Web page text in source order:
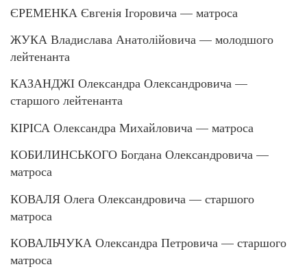
ЄРЕМЕНКА Євгенія Ігоровича — матроса
ЖУКА Владислава Анатолійовича — молодшого
лейтенанта
КАЗАНДЖІ Олександра Олександровича —
старшого лейтенанта
КІРІСА Олександра Михайловича — матроса
КОБИЛИНСЬКОГО Богдана Олександровича —
матроса
КОВАЛЯ Олега Олександровича — старшого
матроса
КОВАЛЬЧУКА Олександра Петровича — старшого
матроса